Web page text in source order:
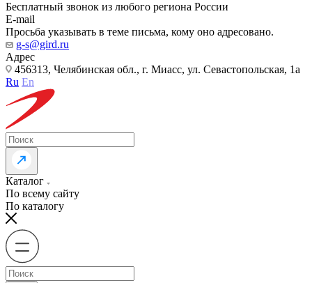
Бесплатный звонок из любого региона России
E-mail
Просьба указывать в теме письма, кому оно адресовано.
g-s@gird.ru
Адрес
456313, Челябинская обл., г. Миасс, ул. Севастопольская, 1а
Ru En
Каталог
По всему сайту
По каталогу